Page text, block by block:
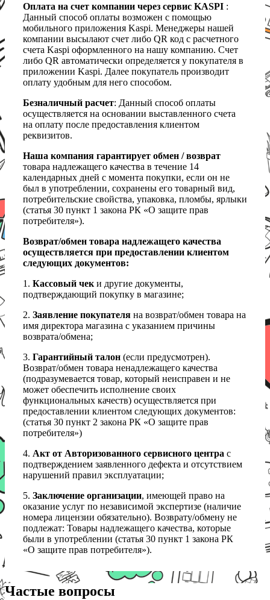
Оплата на счет компании через сервис KASPI :
Данный способ оплаты возможен с помощью
мобильного приложения Kaspi. Менеджеры нашей
компании высылают счет либо QR код с расчетного
счета Kaspi оформленного на нашу компанию. Счет
либо QR автоматически определяется у покупателя в
приложении Kaspi. Далее покупатель производит
оплату удобным для него способом.
Безналичный расчет: Данный способ оплаты
осуществляется на основании выставленного счета
на оплату после предоставления клиентом
реквизитов.
Наша компания гарантирует обмен / возврат
товара надлежащего качества в течение 14
календарных дней с момента покупки, если он не
был в употреблении, сохранены его товарный вид,
потребительские свойства, упаковка, пломбы, ярлыки
(статья 30 пункт 1 закона РК «О защите прав
потребителя»).
Возврат/обмен товара надлежащего качества
осуществляется при предоставлении клиентом
следующих документов:
1. Кассовый чеки другие документы,
подтверждающий покупку в магазине;
2. Заявление покупателя на возврат/обмен товара на
имя директора магазина с указанием причины
возврата/обмена;
3. Гарантийный талон (если предусмотрен).
Возврат/обмен товара ненадлежащего качества
(подразумевается товар, который неисправен и не
может обеспечить исполнение своих
функциональных качеств) осуществляется при
предоставлении клиентом следующих документов:
(статья 30 пункт 2 закона РК «О защите прав
потребителя»)
4. Акт от Авторизованного сервисного центра с
подтверждением заявленного дефекта и отсутствием
нарушений правил эксплуатации;
5. Заключение организации, имеющей право на
оказание услуг по независимой экспертизе (наличие
номера лицензии обязательно). Возврату/обмену не
подлежат: Товары надлежащего качества, которые
были в употреблении (статья 30 пункт 1 закона РК
«О защите прав потребителя»).
Частые вопросы